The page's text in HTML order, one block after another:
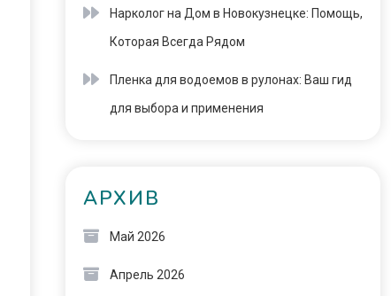
Нарколог на Дом в Новокузнецке: Помощь,
Которая Всегда Рядом
Пленка для водоемов в рулонах: Ваш гид
для выбора и применения
АРХИВ
Май 2026
Апрель 2026